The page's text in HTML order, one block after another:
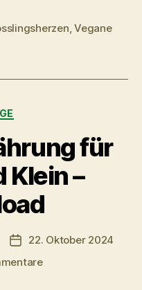
,Vegane
für
Klein –
Veröffentlichungsdatum
22. Oktober 2024
zu